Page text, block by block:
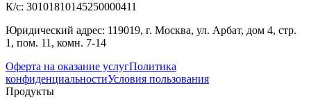
К/с: 30101810145250000411
Юридический адрес: 119019, г. Москва, ул. Арбат, дом 4, стр.
1, пом. 11, комн. 7-14
Оферта на оказание услугПолитика
конфиденциальностиУсловия пользования
Продукты